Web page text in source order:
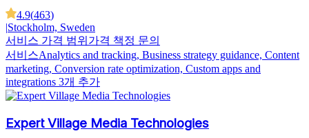
4.9(463)
|Stockholm, Sweden
서비스 가격 범위 가격 책정 문의
서비스Analytics and tracking, Business strategy guidance, Content
marketing, Conversion rate optimization, Custom apps and
integrations 3개 추가
Expert Village Media Technologies